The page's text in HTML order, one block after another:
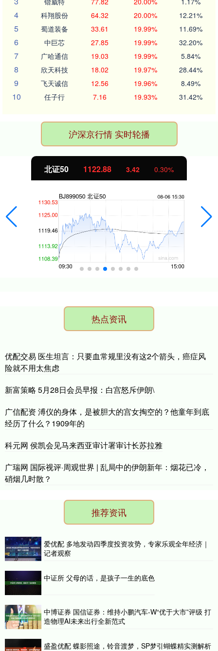
4 科翔股份 64.32 20.00% 12.21%
5 蜀道装备 33.61 19.99% 11.69%
6 中巨芯 27.85 19.99% 32.20%
7 广哈通信 19.03 19.99% 5.84%
8 欣天科技 18.02 19.97% 28.44%
9 飞天诚信 12.56 19.96% 8.49%
10 任子行 7.16 19.93% 31.42%
沪深京行情 实时轮播
北证50 1122.88 3.42 0.30%
热点资讯
优配交易 医生坦言：只要血常规里没有这2个箭头，癌症风
险就不用太焦虑
新富策略 5月28日会员早报：白宫怒斥伊朗\
广信配资 溥仪的身体，是被胆大的宫女掏空的？他童年到底
经历了什么？1909年的
科元网 侯凯会见马来西亚审计署审计长苏拉雅
广瑞网 国际视评·周观世界 | 乱局中的伊朗新年：烟花已冷，
硝烟几时散？
推荐资讯
爱优配 多地发动四季度投资攻势，专家乐观全年经济｜
记者观察
中证所 父母的话，是孩子一生的底色
中博证券 国信证券：维持小鹏汽车-W“优于大市”评级 打
造物理AI未来出行全新范式
盛盈优配 蝶影照途，铃音渡梦，SP梦引蝴蝶精实测解析